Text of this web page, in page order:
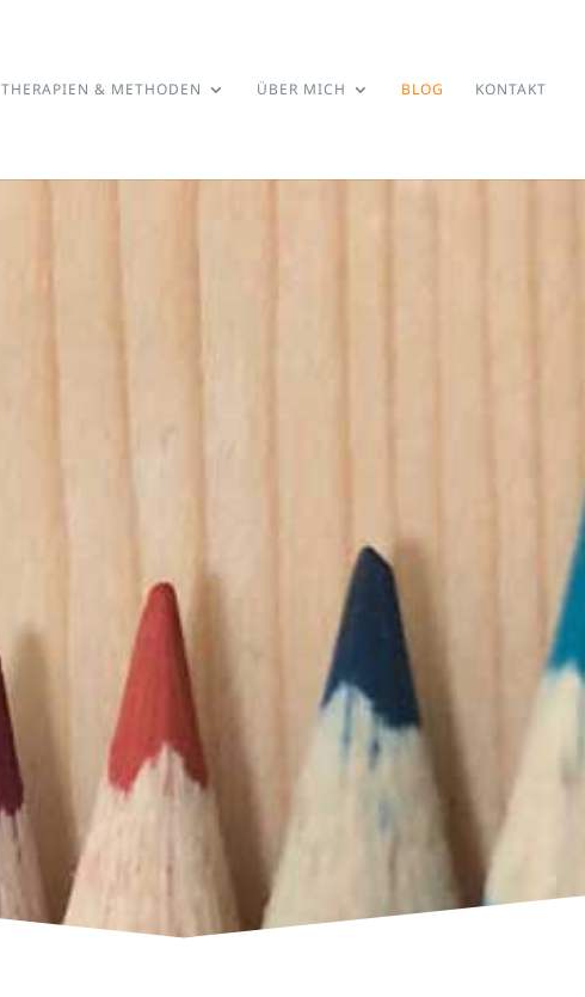
THERAPIEN & METHODEN ÜBER MICH BLOG KONTAKT